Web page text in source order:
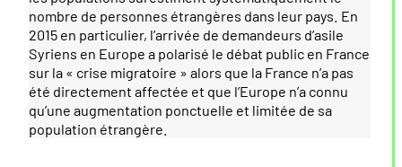
nombre de personnes étrangères dans leur pays. En
2015 en particulier, l’arrivée de demandeurs d’asile
Syriens en Europe a polarisé le débat public en France
sur la « crise migratoire » alors que la France n’a pas
été directement affectée et que l’Europe n’a connu
qu’une augmentation ponctuelle et limitée de sa
population étrangère.